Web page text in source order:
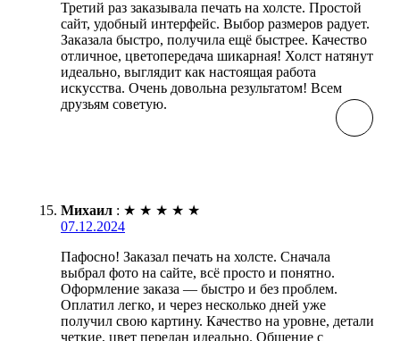
Третий раз заказывала печать на холсте. Простой
сайт, удобный интерфейс. Выбор размеров радует.
Заказала быстро, получила ещё быстрее. Качество
отличное, цветопередача шикарная! Холст натянут
идеально, выглядит как настоящая работа
искусства. Очень довольна результатом! Всем
друзьям советую.
Михаил : ★ ★ ★ ★ ★
07.12.2024
Пафосно! Заказал печать на холсте. Сначала
выбрал фото на сайте, всё просто и понятно.
Оформление заказа — быстро и без проблем.
Оплатил легко, и через несколько дней уже
получил свою картину. Качество на уровне, детали
четкие, цвет передан идеально. Общение с